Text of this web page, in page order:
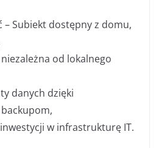
– Subiekt dostępny z domu,
od lokalnego
danych dzięki
w infrastrukturę IT.